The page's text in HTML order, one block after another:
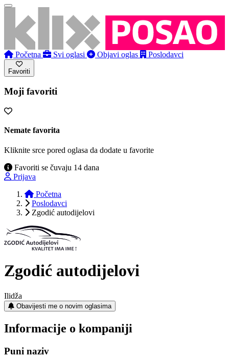
Početna Svi oglasi Objavi oglas Poslodavci
Favoriti
Moji favoriti
Nemate favorita
Kliknite srce pored oglasa da dodate u favorite
Favoriti se čuvaju 14 dana
Prijava
Početna
Poslodavci
Zgodić autodijelovi
Zgodić autodijelovi
Ilidža
Obavijesti me o novim oglasima
Informacije o kompaniji
Puni naziv